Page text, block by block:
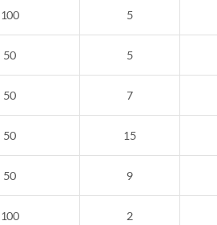
100 5
50 5
50 7
50 15
50 9
100 2